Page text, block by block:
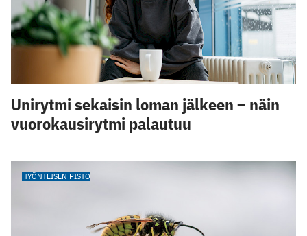
Unirytmi sekaisin loman jälkeen – näin
vuorokausirytmi palautuu
HYÖNTEISEN PISTO